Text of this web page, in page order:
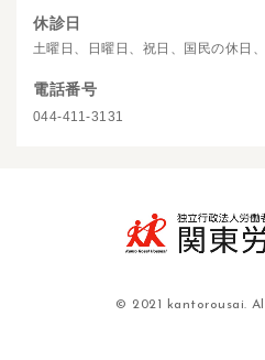
休診日
土曜日、日曜日、祝日、国民の休日
電話番号
044-411-3131
© 2021 kantorousai.